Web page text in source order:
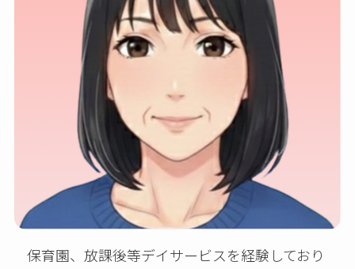
保育園、放課後等デイサービスを経験しており